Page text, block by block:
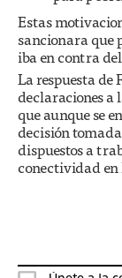
Estas
sancionara que
iba en contra
La respuesta de
declaraciones a
que aunque se
decisión
dispuestos a
conectividad